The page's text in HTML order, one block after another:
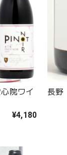
院ワイ
¥4,180
長